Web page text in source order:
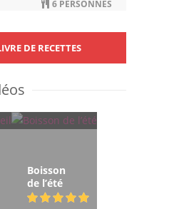
6 PERSONNES
DE RECETTES
Boisson
de l’été